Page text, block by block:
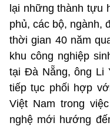
lại những thành tựu
phủ, các bộ, ngành,
thời gian 40 năm
khu công nghiệp
tại Đà Nẵng, ông Li
tiếp tục phối hợp
Việt Nam trong
nghệ mới hướng